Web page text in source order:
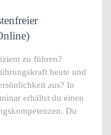
zu führen?
heute und
aus? In
erhältst du einen
Du